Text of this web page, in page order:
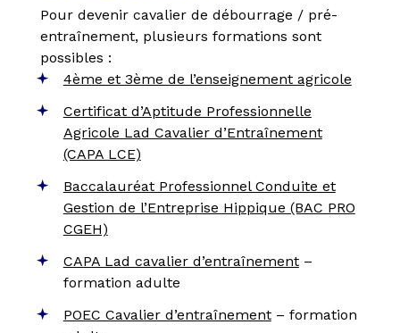
Pour devenir cavalier de débourrage / pré-
entraînement, plusieurs formations sont
possibles :
4ème et 3ème de l’enseignement agricole
Certificat d’Aptitude Professionnelle
Agricole Lad Cavalier d’Entraînement
(CAPA LCE)
Baccalauréat Professionnel Conduite et
Gestion de l’Entreprise Hippique (BAC PRO
CGEH)
CAPA Lad cavalier d’entraînement–
formation adulte
POEC Cavalier d’entraînement– formation